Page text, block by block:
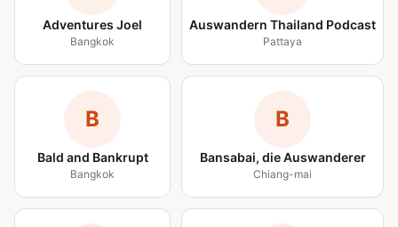
Adventures Joel
Bangkok
Auswandern Thailand Podcast
Pattaya
B
Bald and Bankrupt
Bangkok
B
Bansabai, die Auswanderer
Chiang-mai